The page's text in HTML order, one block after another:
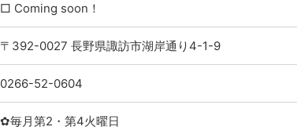
□ Coming soon！
〒392-0027 長野県諏訪市湖岸通り4-1-9
0266-52-0604
✿毎月第2・第4火曜日